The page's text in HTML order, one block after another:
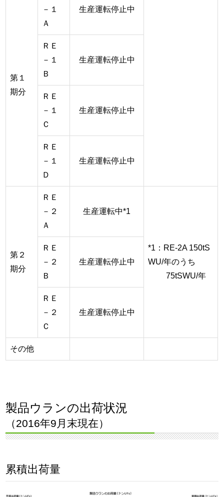
第１
期分
－１
Ａ
生産運転停止中
ＲＥ
－１
Ｂ
生産運転停止中
ＲＥ
－１
Ｃ
生産運転停止中
ＲＥ
－１
Ｄ
生産運転停止中
第２
期分
ＲＥ
－２
Ａ
生産運転中*1
*1：RE-2A 150tS
WU/年のうち
75tSWU/年
ＲＥ
－２
Ｂ
生産運転停止中
ＲＥ
－２
Ｃ
生産運転停止中
その他
製品ウランの出荷状況
（2016年9月末現在）
累積出荷量